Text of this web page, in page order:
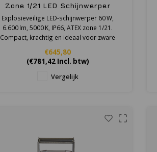
Zone 1/21 LED Schijnwerper
6.600 lm
Explosieveilige LED-schijnwerper 60 W,
6.600 lm, 5000 K, IP66, ATEX zone 1/21.
Compact, krachtig en ideaal voor zware
€645,80
(€781,42Incl. btw)
Vergelijk